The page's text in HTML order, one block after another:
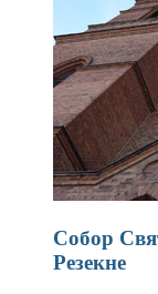
Собор
Резекне